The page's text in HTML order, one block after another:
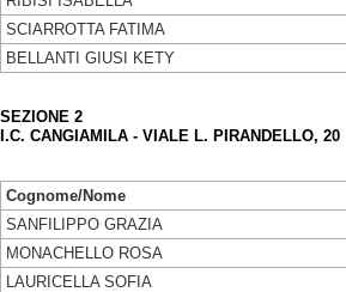
SCIARROTTA FATIMA
BELLANTI GIUSI KETY
SEZIONE 2
I.C. CANGIAMILA - VIALE L. PIRANDELLO, 20
Cognome/Nome
SANFILIPPO GRAZIA
MONACHELLO ROSA
LAURICELLA SOFIA